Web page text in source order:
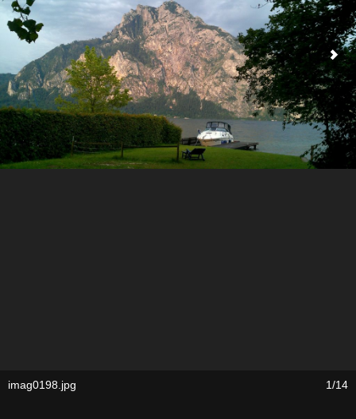
1/14
imag0198.jpg